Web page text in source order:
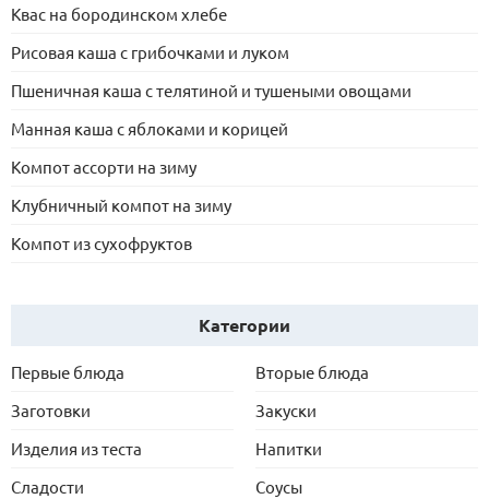
Квас на бородинском хлебе
Рисовая каша с грибочками и луком
Пшеничная каша с телятиной и тушеными овощами
Манная каша с яблоками и корицей
Компот ассорти на зиму
Клубничный компот на зиму
Компот из сухофруктов
Категории
Первые блюда
Вторые блюда
Заготовки
Закуски
Изделия из теста
Напитки
Сладости
Соусы